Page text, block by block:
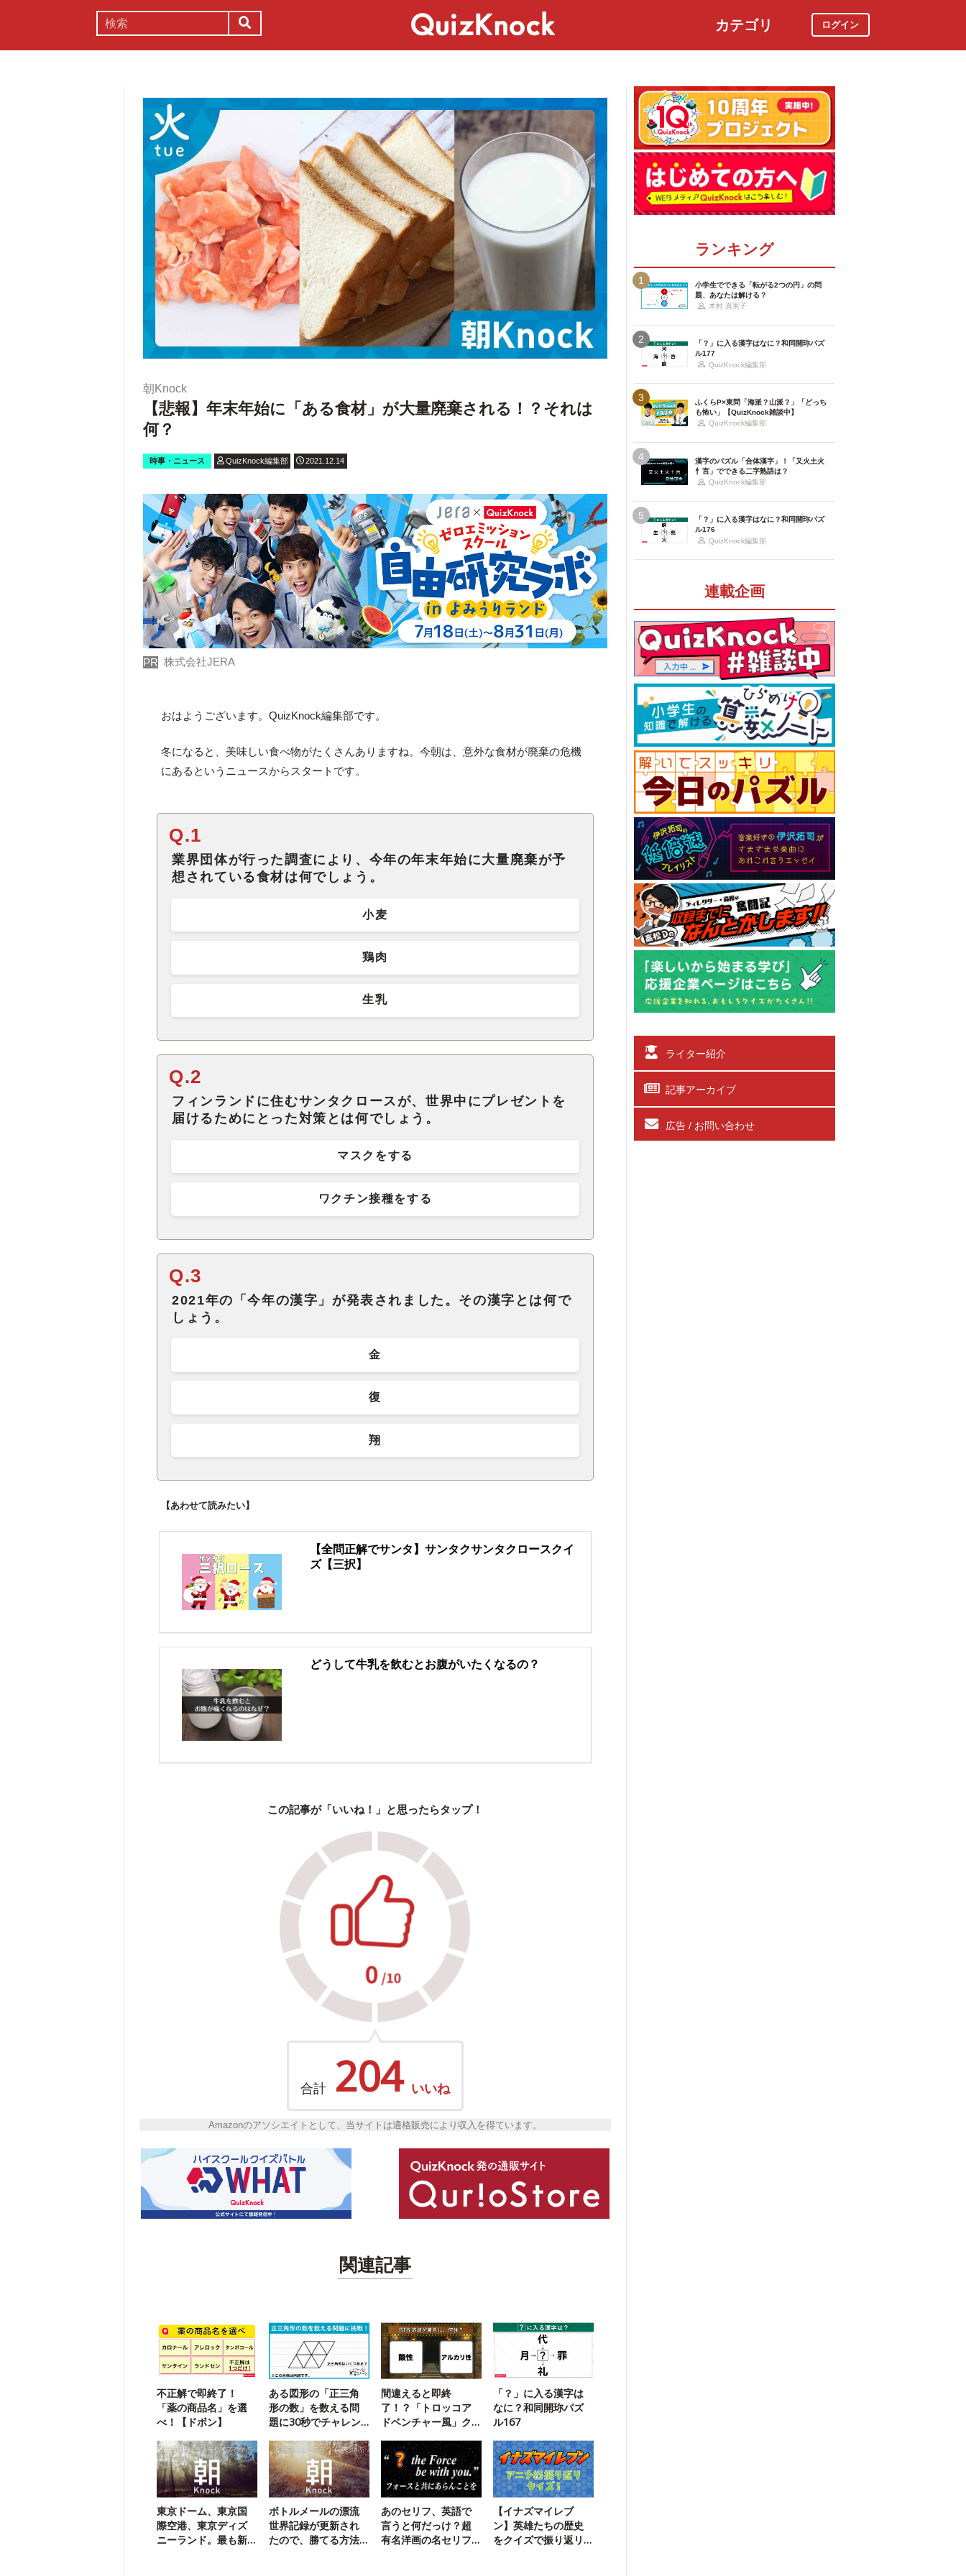
カテゴリ ログイン
朝Knock
【悲報】年末年始に「ある食材」が大量廃棄される！？それは
何？
時事・ニュース QuizKnock編集部 2021.12.14
PR 株式会社JERA
おはようございます。QuizKnock編集部です。
冬になると、美味しい食べ物がたくさんありますね。今朝は、意外な食材が廃棄の危機
にあるというニュースからスタートです。
Q.1
業界団体が行った調査により、今年の年末年始に大量廃棄が予
想されている食材は何でしょう。
小麦
鶏肉
生乳
Q.2
フィンランドに住むサンタクロースが、世界中にプレゼントを
届けるためにとった対策とは何でしょう。
マスクをする
ワクチン接種をする
Q.3
2021年の「今年の漢字」が発表されました。その漢字とは何で
しょう。
金
復
翔
【あわせて読みたい】
【全問正解でサンタ】サンタクサンタクロースクイ
ズ【三択】
どうして牛乳を飲むとお腹がいたくなるの？
この記事が「いいね！」と思ったらタップ！
合計 204 いいね
Amazonのアソシエイトとして、当サイトは適格販売により収入を得ています。
関連記事
不正解で即終了！
「薬の商品名」を選
べ！【ドボン】
ある図形の「正三角
形の数」を数える問
題に30秒でチャレン
間違えると即終
了！？「トロッコア
ドベンチャー風」ク
「？」に入る漢字は
なに？和同開珎パズ
ル167
東京ドーム、東京国
際空港、東京ディズ
ニーランド。最も新
ボトルメールの漂流
世界記録が更新され
たので、勝てる方法
あのセリフ、英語で
言うと何だっけ？超
有名洋画の名セリフ
【イナズマイレブ
ン】英雄たちの歴史
をクイズで振り返リ
ランキング
1
小学生でできる「転がる2つの円」の問
題、あなたは解ける？
木村 真実子
2
「？」に入る漢字はなに？和同開珎パズ
ル177
QuizKnock編集部
3
ふくらP×東問「海派？山派？」「どっち
も怖い」【QuizKnock雑談中】
QuizKnock編集部
4
漢字のパズル「合体漢字」！「又火土火
忄言」でできる二字熟語は？
QuizKnock編集部
5
「？」に入る漢字はなに？和同開珎パズ
ル176
QuizKnock編集部
連載企画
ライター紹介
記事アーカイブ
広告 / お問い合わせ